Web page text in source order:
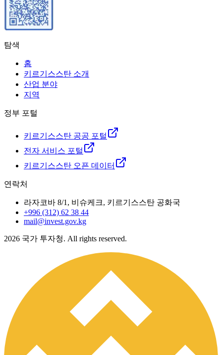
탐색
홈
키르기스스탄 소개
산업 분야
지역
정부 포털
키르기스스탄 공공 포털
전자 서비스 포털
키르기스스탄 오픈 데이터
연락처
라자코바 8/1, 비슈케크, 키르기스스탄 공화국
+996 (312) 62 38 44
mail@invest.gov.kg
2026 국가 투자청. All rights reserved.